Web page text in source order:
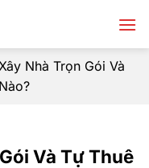
Nhà Trọn Gói Và
Và Tự Thuê